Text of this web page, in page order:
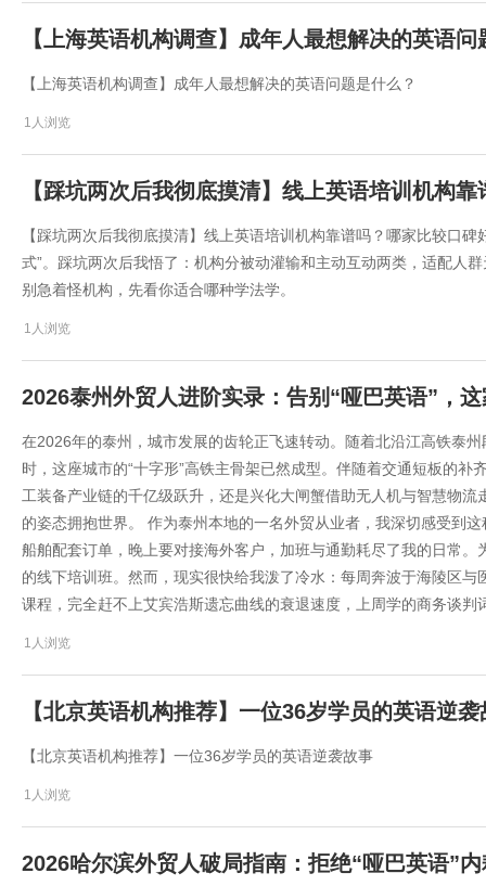
【上海英语机构调查】成年人最想解决的英语问
【上海英语机构调查】成年人最想解决的英语问题是什么？
1人浏览
【踩坑两次后我彻底摸清】线上英语培训机构
【踩坑两次后我彻底摸清】线上英语培训机构靠谱吗？哪家比较口
式”。踩坑两次后我悟了：机构分被动灌输和主动互动两类，适配
别急着怪机构，先看你适合哪种学法学。
1人浏览
2026泰州外贸人进阶实录：告别“哑巴英语”，
在2026年的泰州，城市发展的齿轮正飞速转动。随着北沿江高铁泰
时，这座城市的“十字形”高铁主骨架已然成型。伴随着交通短板的
工装备产业链的千亿级跃升，还是兴化大闸蟹借助无人机与智慧物
的姿态拥抱世界。 作为泰州本地的一名外贸从业者，我深切感受到
船舶配套订单，晚上要对接海外客户，加班与通勤耗尽了我的日常
的线下培训班。然而，现实很快给我泼了冷水：每周奔波于海陵区
课程，完全赶不上艾宾浩斯遗忘曲线的衰退速度，上周学的商务谈判
1人浏览
【北京英语机构推荐】一位36岁学员的英语逆袭
【北京英语机构推荐】一位36岁学员的英语逆袭故事
1人浏览
2026哈尔滨外贸人破局指南：拒绝“哑巴英语”